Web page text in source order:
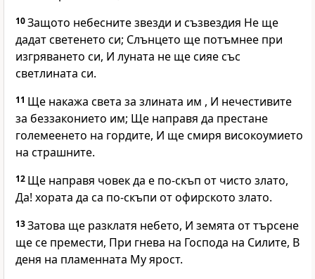
10Защото небесните звезди и съзвездия Не ще
дадат светенето си; Слънцето ще потъмнее при
изгряването си, И луната не ще сияе със
светлината си.
11 Ще накажа света за злината им , И нечестивите
за беззаконието им; Ще направя да престане
големеенето на гордите, И ще смиря високоумието
на страшните.
12 Ще направя човек да е по-скъп от чисто злато,
Да! хората да са по-скъпи от офирското злато.
13Затова ще разклатя небето, И земята от търсене
ще се премести, При гнева на Господа на Силите, В
деня на пламенната Му ярост.